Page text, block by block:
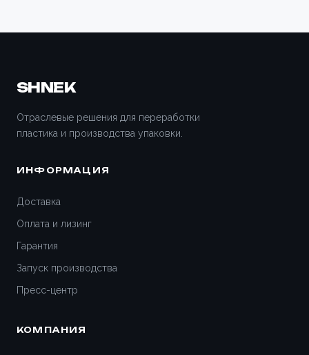
SHNEK
Отраслевые решения для переработки
пластика и производства упаковки.
ИНФОРМАЦИЯ
Доставка
Оплата и лизинг
Гарантия
Запуск производства
Пресс-центр
КОМПАНИЯ